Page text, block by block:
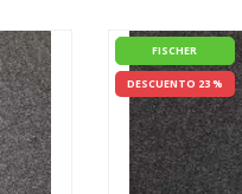
FISCHER
DESCUENTO 23 %